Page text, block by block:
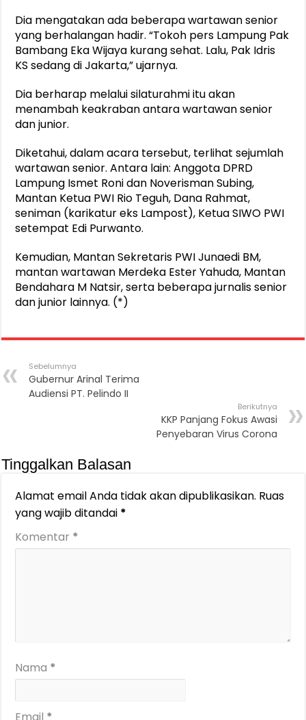
Dia mengatakan ada beberapa wartawan senior
yang berhalangan hadir. “Tokoh pers Lampung Pak
Bambang Eka Wijaya kurang sehat. Lalu, Pak Idris
KS sedang di Jakarta,” ujarnya.
Dia berharap melalui silaturahmi itu akan
menambah keakraban antara wartawan senior
dan junior.
Diketahui, dalam acara tersebut, terlihat sejumlah
wartawan senior. Antara lain: Anggota DPRD
Lampung Ismet Roni dan Noverisman Subing,
Mantan Ketua PWI Rio Teguh, Dana Rahmat,
seniman (karikatur eks Lampost), Ketua SIWO PWI
setempat Edi Purwanto.
Kemudian, Mantan Sekretaris PWI Junaedi BM,
mantan wartawan Merdeka Ester Yahuda, Mantan
Bendahara M Natsir, serta beberapa jurnalis senior
dan junior lainnya. (*)
Sebelumnya
Gubernur Arinal Terima
Audiensi PT. Pelindo II
Berikutnya
KKP Panjang Fokus Awasi
Penyebaran Virus Corona
Tinggalkan Balasan
Alamat email Anda tidak akan dipublikasikan. Ruas
yang wajib ditandai *
Komentar *
Nama *
Email *